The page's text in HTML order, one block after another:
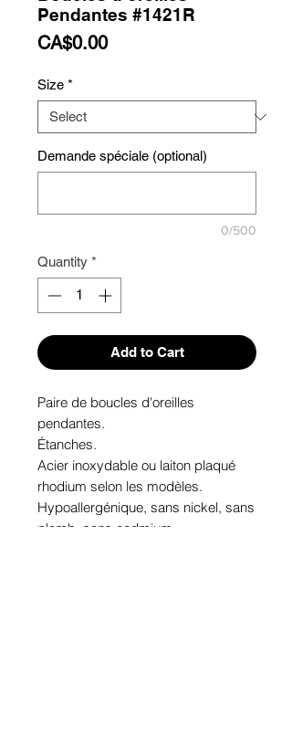
Pendantes #1421R
CA$0.00Price
Size *
Demande spéciale (optional)
0/500
Quantity *
Add to Cart
Paire de boucles d'oreilles
pendantes.
Étanches.
Acier inoxydable ou laiton plaqué
rhodium selon les modèles.
Hypoallergénique, sans nickel, sans
plomb, sans cadmium.